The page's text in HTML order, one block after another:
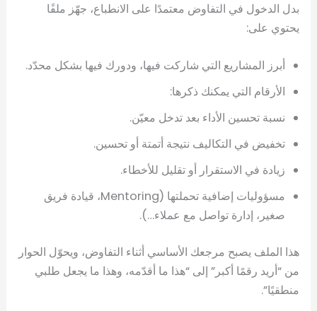
بدل الدخول في التفاوض معتمدًا على الانطباع، جهّز ملفًا
يحتوي على:
أبرز المشاريع التي شاركت فيها، ودورك فيها بشكل محدّد.
الأرقام التي يمكنك ذكرها:
نسبة تحسين الأداء بعد تدخل معيّن.
تخفيض في التكاليف نتيجة أتمتة أو تحسين.
زيادة في الاستقرار أو تقليل للأخطاء.
مسؤوليات إضافية تحملتها (Mentoring، قيادة فريق
صغير، إدارة تواصل مع عملاء…).
هذا الملف يصبح مرجعك الأساسي أثناء التفاوض، ويحوّل الحوار
من “أريد رقمًا أكبر” إلى “هذا ما أقدّمه، وهذا ما يجعل طلبي
منطقيًا”.